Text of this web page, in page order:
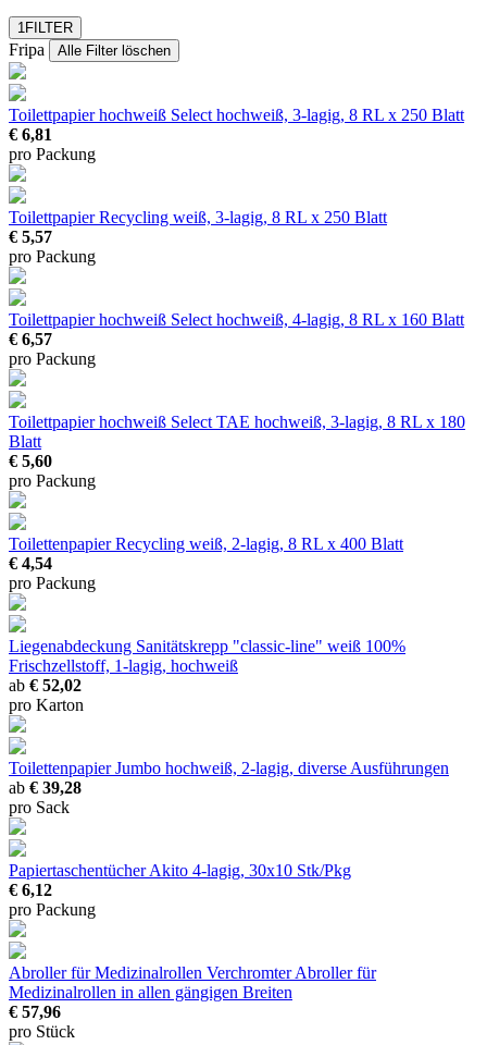
1FILTER
Fripa Alle Filter löschen
Toilettpapier hochweiß Select hochweiß, 3-lagig, 8 RL x 250 Blatt
€ 6,81
pro Packung
Toilettpapier Recycling weiß, 3-lagig, 8 RL x 250 Blatt
€ 5,57
pro Packung
Toilettpapier hochweiß Select hochweiß, 4-lagig, 8 RL x 160 Blatt
€ 6,57
pro Packung
Toilettpapier hochweiß Select TAE hochweiß, 3-lagig, 8 RL x 180
Blatt
€ 5,60
pro Packung
Toilettenpapier Recycling weiß, 2-lagig, 8 RL x 400 Blatt
€ 4,54
pro Packung
Liegenabdeckung Sanitätskrepp "classic-line" weiß 100%
Frischzellstoff, 1-lagig, hochweiß
ab € 52,02
pro Karton
Toilettenpapier Jumbo hochweiß, 2-lagig, diverse Ausführungen
ab € 39,28
pro Sack
Papiertaschentücher Akito 4-lagig, 30x10 Stk/Pkg
€ 6,12
pro Packung
Abroller für Medizinalrollen Verchromter Abroller für
Medizinalrollen in allen gängigen Breiten
€ 57,96
pro Stück